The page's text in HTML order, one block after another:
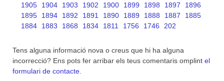
1905
1904 1903 1902 1900 1899 1898 1897
1896
1895
1894 1892 1891 1890 1889 1888 1887
1885
1884
1883 1868 1834 1811 1756 1746 202
Tens alguna informació nova o creus que hi ha alguna
incorrecció? Ens pots fer arribar els teus comentaris omplint el
formulari de contacte